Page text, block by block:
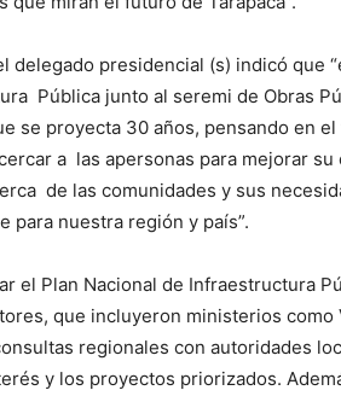
delegado presidencial (s) indicó que
Pública junto al seremi de Obras
se proyecta 30 años, pensando en
a las apersonas para mejorar
de las comunidades y sus
para nuestra región y país”.
el Plan Nacional de Infraestructura
que incluyeron ministerios
regionales con autoridades
y los proyectos priorizados.